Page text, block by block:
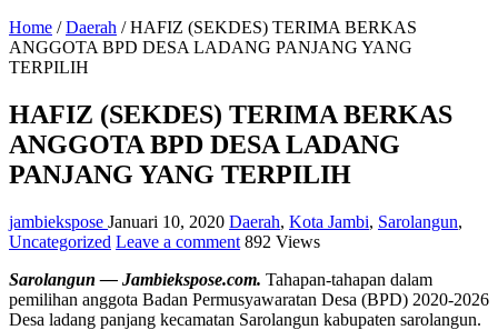
Home / Daerah / HAFIZ (SEKDES) TERIMA BERKAS
ANGGOTA BPD DESA LADANG PANJANG YANG
TERPILIH
HAFIZ (SEKDES) TERIMA BERKAS
ANGGOTA BPD DESA LADANG
PANJANG YANG TERPILIH
jambiekspose Januari 10, 2020 Daerah, Kota Jambi, Sarolangun,
Uncategorized Leave a comment 892 Views
Sarolangun — Jambiekspose.com. Tahapan-tahapan dalam
pemilihan anggota Badan Permusyawaratan Desa (BPD) 2020-2026
Desa ladang panjang kecamatan Sarolangun kabupaten sarolangun.